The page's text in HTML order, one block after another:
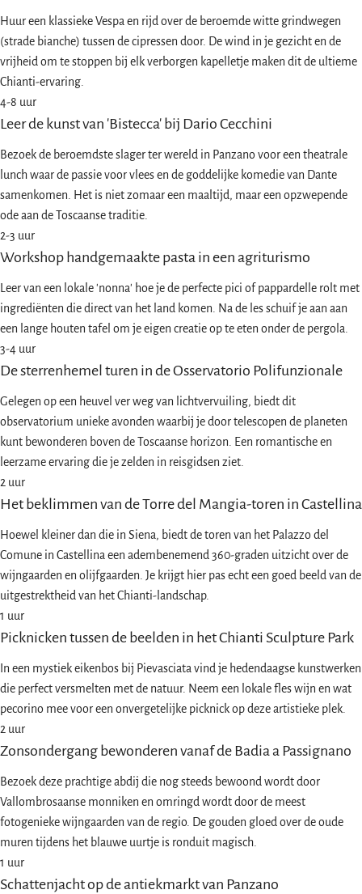
Huur een klassieke Vespa en rijd over de beroemde witte grindwegen
(strade bianche) tussen de cipressen door. De wind in je gezicht en de
vrijheid om te stoppen bij elk verborgen kapelletje maken dit de ultieme
Chianti-ervaring.
4-8 uur
Leer de kunst van 'Bistecca' bij Dario Cecchini
Bezoek de beroemdste slager ter wereld in Panzano voor een theatrale
lunch waar de passie voor vlees en de goddelijke komedie van Dante
samenkomen. Het is niet zomaar een maaltijd, maar een opzwepende
ode aan de Toscaanse traditie.
2-3 uur
Workshop handgemaakte pasta in een agriturismo
Leer van een lokale 'nonna' hoe je de perfecte pici of pappardelle rolt met
ingrediënten die direct van het land komen. Na de les schuif je aan aan
een lange houten tafel om je eigen creatie op te eten onder de pergola.
3-4 uur
De sterrenhemel turen in de Osservatorio Polifunzionale
Gelegen op een heuvel ver weg van lichtvervuiling, biedt dit
observatorium unieke avonden waarbij je door telescopen de planeten
kunt bewonderen boven de Toscaanse horizon. Een romantische en
leerzame ervaring die je zelden in reisgidsen ziet.
2 uur
Het beklimmen van de Torre del Mangia-toren in Castellina
Hoewel kleiner dan die in Siena, biedt de toren van het Palazzo del
Comune in Castellina een adembenemend 360-graden uitzicht over de
wijngaarden en olijfgaarden. Je krijgt hier pas echt een goed beeld van de
uitgestrektheid van het Chianti-landschap.
1 uur
Picknicken tussen de beelden in het Chianti Sculpture Park
In een mystiek eikenbos bij Pievasciata vind je hedendaagse kunstwerken
die perfect versmelten met de natuur. Neem een lokale fles wijn en wat
pecorino mee voor een onvergetelijke picknick op deze artistieke plek.
2 uur
Zonsondergang bewonderen vanaf de Badia a Passignano
Bezoek deze prachtige abdij die nog steeds bewoond wordt door
Vallombrosaanse monniken en omringd wordt door de meest
fotogenieke wijngaarden van de regio. De gouden gloed over de oude
muren tijdens het blauwe uurtje is ronduit magisch.
1 uur
Schattenjacht op de antiekmarkt van Panzano